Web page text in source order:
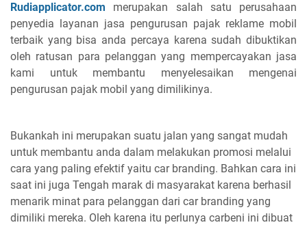
Rudiapplicator.com merupakan salah satu perusahaan
penyedia layanan jasa pengurusan pajak reklame mobil
terbaik yang bisa anda percaya karena sudah dibuktikan
oleh ratusan para pelanggan yang mempercayakan jasa
kami untuk membantu menyelesaikan mengenai
pengurusan pajak mobil yang dimilikinya.
Bukankah ini merupakan suatu jalan yang sangat mudah
untuk membantu anda dalam melakukan promosi melalui
cara yang paling efektif yaitu car branding. Bahkan cara ini
saat ini juga Tengah marak di masyarakat karena berhasil
menarik minat para pelanggan dari car branding yang
dimiliki mereka. Oleh karena itu perlunya carbeni ini dibuat